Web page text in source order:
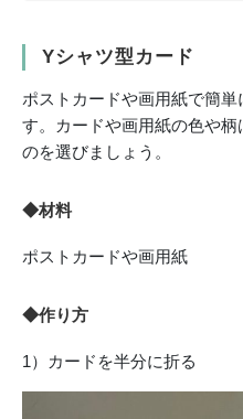
Yシャツ型カード
ポストカードや画用紙で簡
す。カードや画用紙の色や
のを選びましょう。
◆材料
ポストカードや画用紙
◆作り方
1）カードを半分に折る